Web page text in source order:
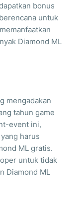
bonus
untuk
Diamond ML
mengadakan
tahun game
event ini,
harus
ML gratis.
untuk tidak
Diamond ML